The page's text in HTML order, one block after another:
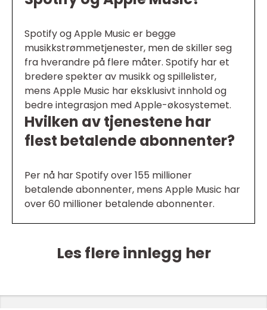
Spotify og Apple Music er begge
musikkstrømmetjenester, men de skiller seg
fra hverandre på flere måter. Spotify har et
bredere spekter av musikk og spillelister,
mens Apple Music har eksklusivt innhold og
bedre integrasjon med Apple-økosystemet.
Hvilken av tjenestene har
flest betalende abonnenter?
Per nå har Spotify over 155 millioner
betalende abonnenter, mens Apple Music har
over 60 millioner betalende abonnenter.
Les flere innlegg her